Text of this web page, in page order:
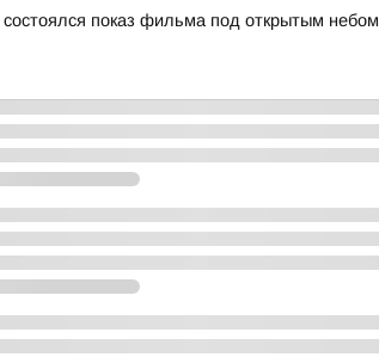
показ фильма под открытым небом